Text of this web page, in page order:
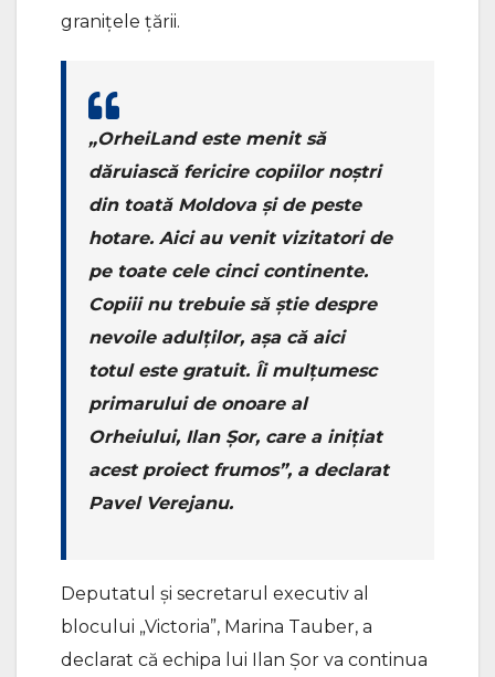
granițele țării.
„OrheiLand este menit să
dăruiască fericire copiilor noștri
din toată Moldova și de peste
hotare. Aici au venit vizitatori de
pe toate cele cinci continente.
Copiii nu trebuie să știe despre
nevoile adulților, așa că aici
totul este gratuit. Îi mulțumesc
primarului de onoare al
Orheiului, Ilan Șor, care a inițiat
acest proiect frumos”, a declarat
Pavel Verejanu.
Deputatul și secretarul executiv al
blocului „Victoria”, Marina Tauber, a
declarat că echipa lui Ilan Șor va continua